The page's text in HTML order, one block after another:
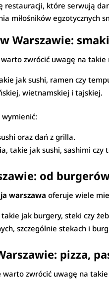
restauracji, które serwują
miłośników egzotycznych
Warszawie:
warto zwrócić uwagę na takie
jak sushi, ramen czy
wietnamskiej i tajskiej.
oraz dań z grilla.
takie jak sushi, sashimi czy
od
warszawa oferuje wiele
jak burgery, steki czy
szczególnie stekach i
pizza,
warto zwrócić uwagę na